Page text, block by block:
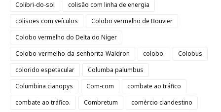
Colibri-do-sol
colisão com linha de energia
colisões com veículos
Colobo vermelho de Bouvier
Colobo vermelho do Delta do Níger
Colobo-vermelho-da-senhorita-Waldron
colobo.
Colobus
colorido espetacular
Columba palumbus
Columbina cianopys
Com-com
combate ao tráfico
combate ao tráfico.
Combretum
comércio clandestino